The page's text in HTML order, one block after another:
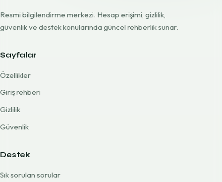
Resmi bilgilendirme merkezi. Hesap erişimi, gizlilik,
güvenlik ve destek konularında güncel rehberlik sunar.
Sayfalar
Özellikler
Giriş rehberi
Gizlilik
Güvenlik
Destek
Sık sorulan sorular